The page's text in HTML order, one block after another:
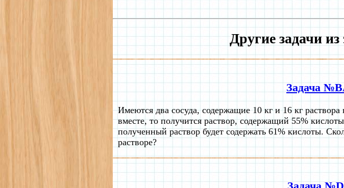
Другие задачи из
Задача
Имеются два сосуда, содержащие 10 кг и 16 кг
вместе, то получится раствор, содержащий 55%
полученный раствор будет содержать 61% кислоты.
растворе?